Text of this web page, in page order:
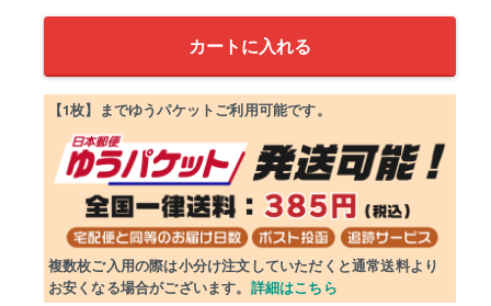
カートに入れる
【1枚】までゆうパケットご利用可能です。
複数枚ご入用の際は小分け注文していただくと通常送料より
お安くなる場合がございます。 詳細はこちら